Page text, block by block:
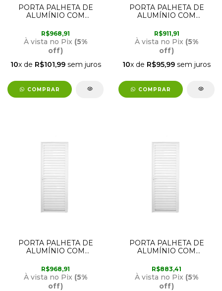
PORTA PALHETA DE
ALUMÍNIO COM
ESQUERDA 2,10M X
90CM BRANCA LUX
R$968,91
À vista no Pix (5%
off)
10x de R$101,99sem juros
COMPRAR
PORTA PALHETA DE
ALUMÍNIO COM
ESQUERDA 2,10M X
70CM BRANCA LUX
R$911,91
À vista no Pix (5%
off)
10x de R$95,99 sem juros
COMPRAR
PORTA PALHETA DE
ALUMÍNIO COM
DIREITA 2,10M X 90CM
BRANCA LUX
R$968,91
À vista no Pix (5%
off)
PORTA PALHETA DE
ALUMÍNIO COM
DIREITA 2,10M X 80CM
BRANCA LUX
R$883,41
À vista no Pix (5%
off)